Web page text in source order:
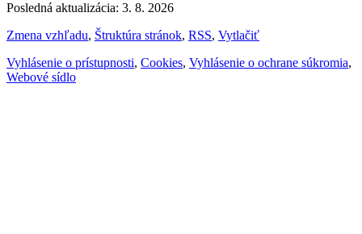
Posledná aktualizácia: 3. 8. 2026
Zmena vzhľadu, Štruktúra stránok, RSS, Vytlačiť
Vyhlásenie o prístupnosti, Cookies, Vyhlásenie o ochrane súkromia,
Webové sídlo